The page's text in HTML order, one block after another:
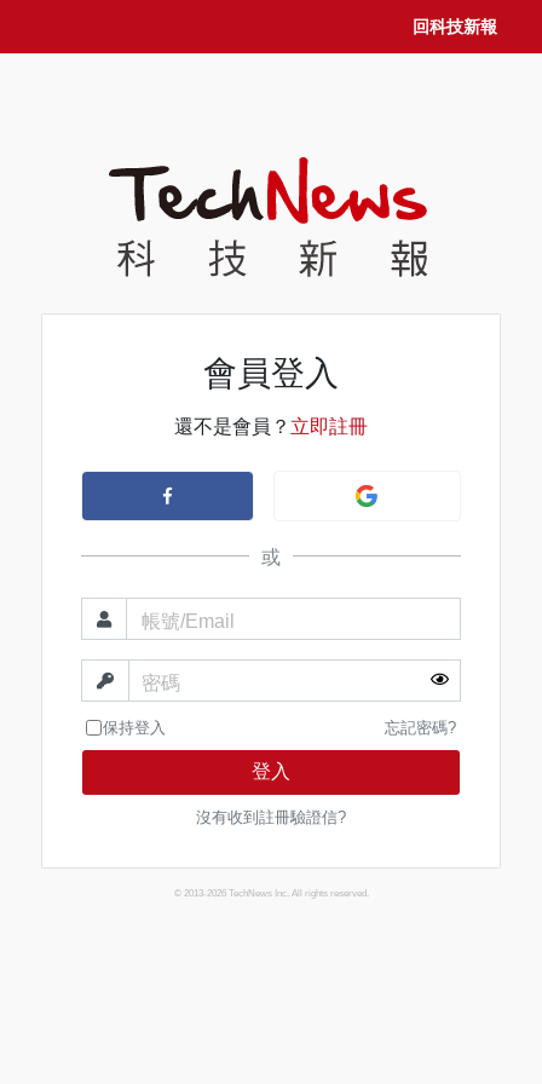
回科技新報
會員登入
還不是會員？ 立即註冊
或
帳號/Email
密碼
保持登入 忘記密碼?
登入
沒有收到註冊驗證信?
© 2013-2026 TechNews Inc. All rights reserved.